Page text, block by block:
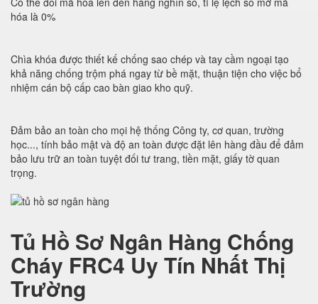
hóa là 0%
Chìa khóa được thiết kế chống sao chép và tay cầm ngoại tạo
khả năng chống trộm phá ngay từ bề mặt, thuận tiện cho việc bổ
nhiệm cán bộ cấp cao bàn giao kho quỹ.
Đảm bảo an toàn cho mọi hệ thống Công ty, cơ quan, trường
học..., tính bảo mật và độ an toàn được đặt lên hàng đầu để đảm
bảo lưu trữ an toàn tuyệt đối tư trang, tiền mặt, giấy tờ quan
trọng.
Tủ Hồ Sơ Ngân Hàng Chống
Cháy FRC4 Uy Tín Nhất Thị
Trường